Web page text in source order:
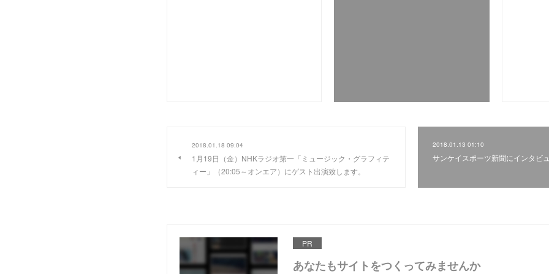
2018.01.18 09:04
1月19日（金）NHKラジオ第一「ミュージック・グラフィテ
ィー」（20:05～オンエア）にゲスト出演致します。
2018.01.13 01:10
サンケイスポーツ新聞にインタビ
PR
あなたもサイトをつくってみませんか